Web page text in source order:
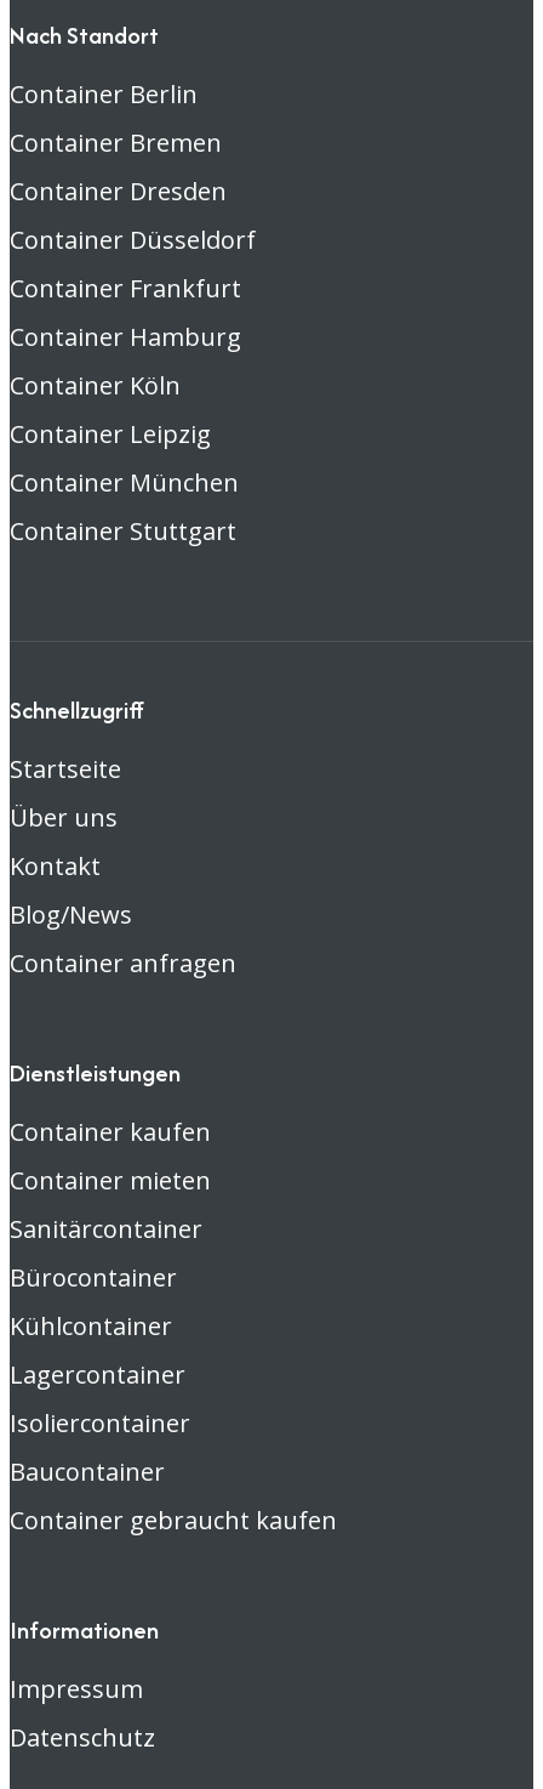
Nach Standort
Container Berlin
Container Bremen
Container Dresden
Container Düsseldorf
Container Frankfurt
Container Hamburg
Container Köln
Container Leipzig
Container München
Container Stuttgart
Schnellzugriff
Startseite
Über uns
Kontakt
Blog/News
Container anfragen
Dienstleistungen
Container kaufen
Container mieten
Sanitärcontainer
Bürocontainer
Kühlcontainer
Lagercontainer
Isoliercontainer
Baucontainer
Container gebraucht kaufen
Informationen
Impressum
Datenschutz